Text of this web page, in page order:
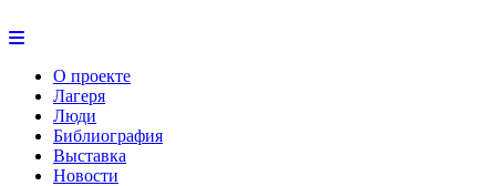
О проекте
Лагеря
Люди
Библиография
Выставка
Новости